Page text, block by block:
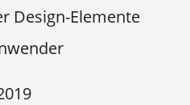
Design-Elemente